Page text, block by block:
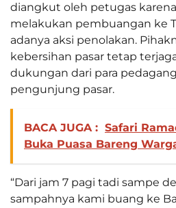
diangkut oleh petugas
melakukan pembuangan ke
adanya aksi penolakan.
kebersihan pasar tetap
dukungan dari para
pengunjung pasar.
BACA JUGA : Safari
Buka Puasa Bareng
“Dari jam 7 pagi tadi sampe
sampahnya kami buang ke